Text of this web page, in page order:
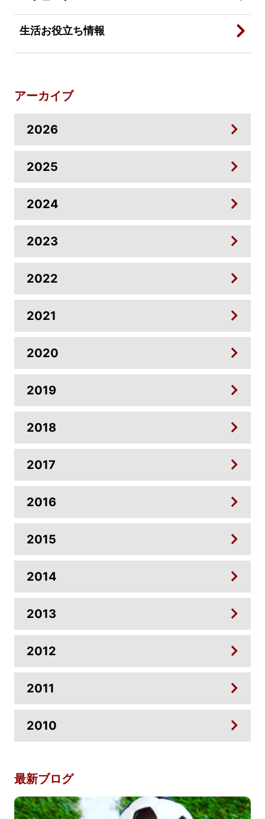
生活お役立ち情報
アーカイブ
2026
2025
2024
2023
2022
2021
2020
2019
2018
2017
2016
2015
2014
2013
2012
2011
2010
最新ブログ